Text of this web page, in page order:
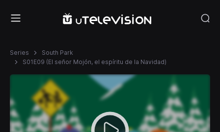
Series
South Park
S01E09 (El señor Mojón, el espíritu de la Navidad)